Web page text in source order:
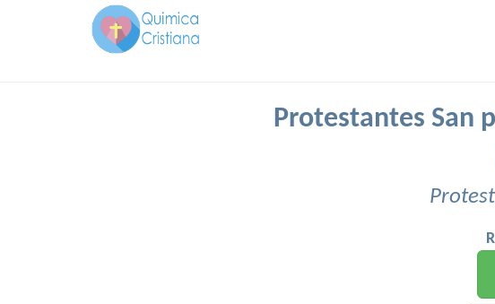
Protestantes San